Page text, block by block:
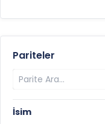
Pariteler
İsim